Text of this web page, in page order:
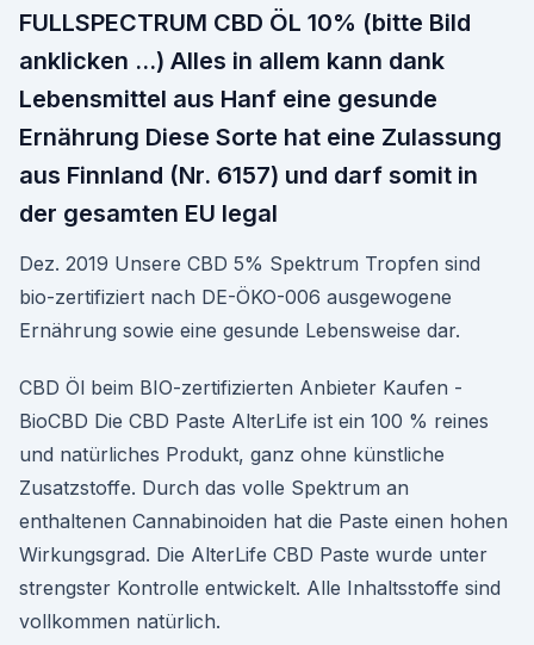
FULLSPECTRUM CBD ÖL 10% (bitte Bild
anklicken …) Alles in allem kann dank
Lebensmittel aus Hanf eine gesunde
Ernährung Diese Sorte hat eine Zulassung
aus Finnland (Nr. 6157) und darf somit in
der gesamten EU legal
Dez. 2019 Unsere CBD 5% Spektrum Tropfen sind
bio-zertifiziert nach DE-ÖKO-006 ausgewogene
Ernährung sowie eine gesunde Lebensweise dar.
CBD Öl beim BIO-zertifizierten Anbieter Kaufen -
BioCBD Die CBD Paste AlterLife ist ein 100 % reines
und natürliches Produkt, ganz ohne künstliche
Zusatzstoffe. Durch das volle Spektrum an
enthaltenen Cannabinoiden hat die Paste einen hohen
Wirkungsgrad. Die AlterLife CBD Paste wurde unter
strengster Kontrolle entwickelt. Alle Inhaltsstoffe sind
vollkommen natürlich.